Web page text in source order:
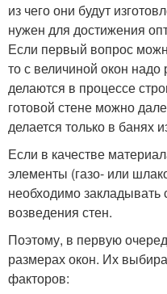
из чего они будут
нужен для достижения
Если первый вопрос
то с величиной окон
делаются в процессе
готовой стене можно
делается только в банях
Если в качестве
элементы (газо- или
необходимо закладывать
возведения стен.
Поэтому, в первую
размерах окон. Их
факторов: